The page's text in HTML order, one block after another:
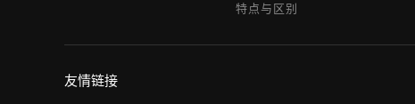
特点与区别
友情链接